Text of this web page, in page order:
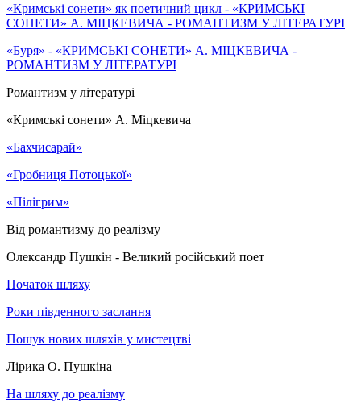
«Кримські сонети» як поетичний цикл - «КРИМСЬКІ
СОНЕТИ» А. МІЦКЕВИЧА - РОМАНТИЗМ У ЛІТЕРАТУРІ
«Буря» - «КРИМСЬКІ СОНЕТИ» А. МІЦКЕВИЧА -
РОМАНТИЗМ У ЛІТЕРАТУРІ
Романтизм у літературі
«Кримські сонети» А. Міцкевича
«Бахчисарай»
«Гробниця Потоцької»
«Пілігрим»
Від романтизму до реалізму
Олександр Пушкін - Великий російський поет
Початок шляху
Роки південного заслання
Пошук нових шляхів у мистецтві
Лірика О. Пушкіна
На шляху до реалізму